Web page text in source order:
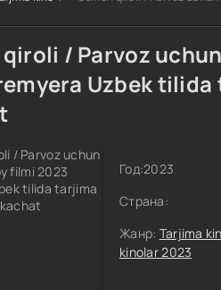
O'zbekcha
2026
Full HD tas-
ix skachat
qiroli / Parvoz
Uzbek
Год:2023
Страна:
Жанр: Tarjima
kinolar 2023